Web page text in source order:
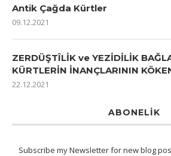
Antik Çağda Kürtler
09.12.2021
ZERDÜŞTÎLİK ve YEZİDİLİK
KÜRTLERİN İNANÇLARININ
22.12.2021
ABONELIK
Subscribe my Newsletter for new blog